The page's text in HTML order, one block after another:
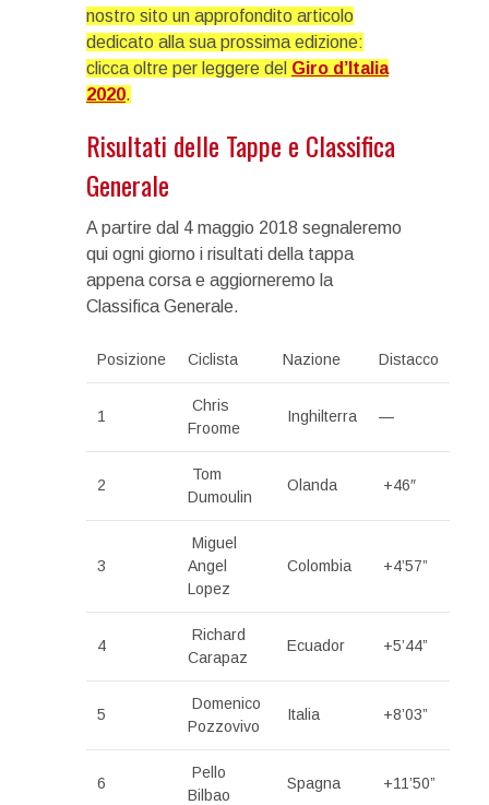
nostro sito un approfondito articolo
dedicato alla sua prossima edizione:
clicca oltre per leggere del Giro d’Italia
2020.
Risultati delle Tappe e Classifica
Generale
A partire dal 4 maggio 2018 segnaleremo
qui ogni giorno i risultati della tappa
appena corsa e aggiorneremo la
Classifica Generale.
Posizione Ciclista Nazione Distacco
1
Chris
Froome
Inghilterra —
2
Tom
Dumoulin
Olanda +46″
3
Miguel
Angel
Lopez
Colombia +4’57”
4
Richard
Carapaz
Ecuador +5’44”
5
Domenico
Pozzovivo
Italia +8’03”
6
Pello
Bilbao
Spagna +11’50”